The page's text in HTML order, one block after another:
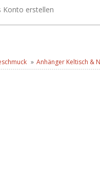
Konto erstellen
Anhänger Keltisch &